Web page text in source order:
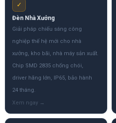
✓
Đèn Nhà Xưởng
Giải pháp chiếu sáng công
nghiệp thế hệ mới cho nhà
xưởng, kho bãi, nhà máy sản xuất.
Chip SMD 2835 chống chói,
driver hãng lớn, IP65, bảo hành
24 tháng.